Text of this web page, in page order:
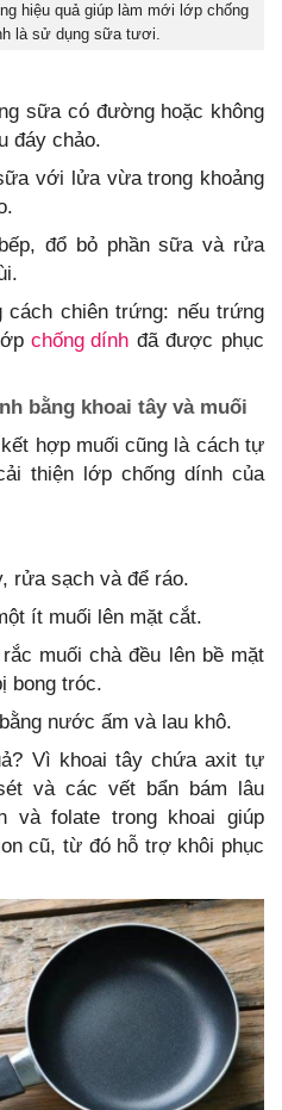
hiệu quả giúp làm mới lớp chống
là sử dụng sữa tươi.
sữa có đường hoặc không
đáy chảo.
với lửa vừa trong khoảng
đổ bỏ phần sữa và rửa
cách chiên trứng: nếu trứng
chống dính đã được phục
bằng khoai tây và muối
hợp muối cũng là cách tự
thiện lớp chống dính của
rửa sạch và để ráo.
ít muối lên mặt cắt.
muối chà đều lên bề mặt
bong tróc.
nước ấm và lau khô.
Vì khoai tây chứa axit tự
và các vết bẩn bám lâu
và folate trong khoai giúp
cũ, từ đó hỗ trợ khôi phục